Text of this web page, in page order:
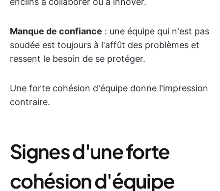
Manque de confiance : une équipe qui n'est pas
soudée est toujours à l'affût des problèmes et
ressent le besoin de se protéger.
Une forte cohésion d'équipe donne l'impression
contraire.
Signes d'une forte
cohésion d'équipe